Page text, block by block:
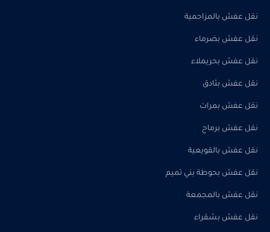
نقل عفش بالمزاحمية
نقل عفش بضرماء
نقل عفش بحريملاء
نقل عفش بثادق
نقل عفش بمرات
نقل عفش برماح
نقل عفش بالقويعية
نقل عفش بحوطة بني تميم
نقل عفش بالمجمعة
نقل عفش بشقراء